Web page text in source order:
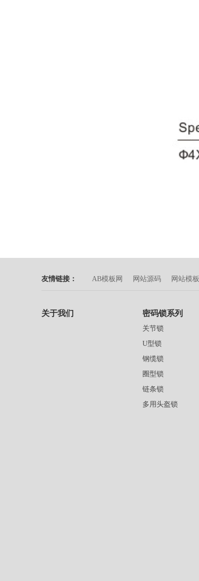
友情链接： AB模板网 网站源码 网站模板
关于我们 密码锁系列
关节锁
U型锁
钢缆锁
圈型锁
链条锁
多用头盔锁